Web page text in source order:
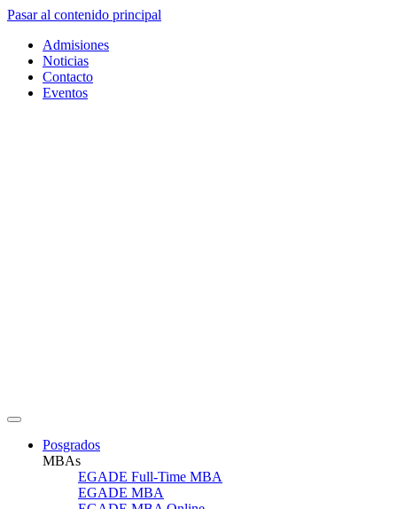
Pasar al contenido principal
Admisiones
Noticias
Contacto
Eventos
Posgrados
MBAs
EGADE Full-Time MBA
EGADE MBA